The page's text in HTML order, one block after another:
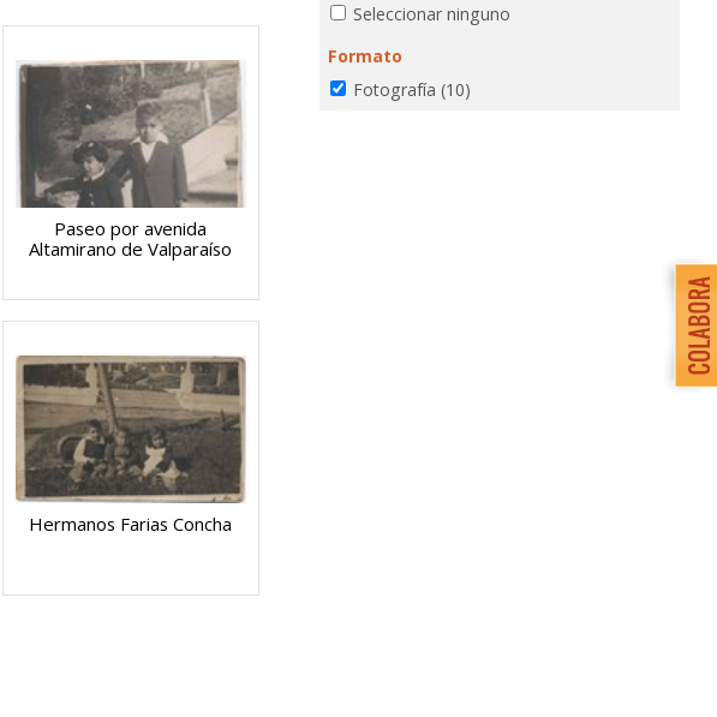
Paseo por avenida
Altamirano de Valparaíso
Hermanos Farias Concha
Seleccionar ninguno
Formato
Fotografía (10)